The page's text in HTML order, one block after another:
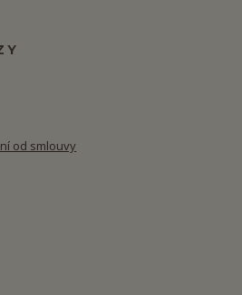
od smlouvy